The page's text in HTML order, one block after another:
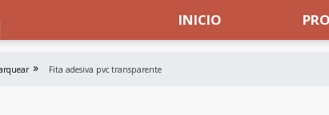
INICIO
Fita adesiva pvc transparente